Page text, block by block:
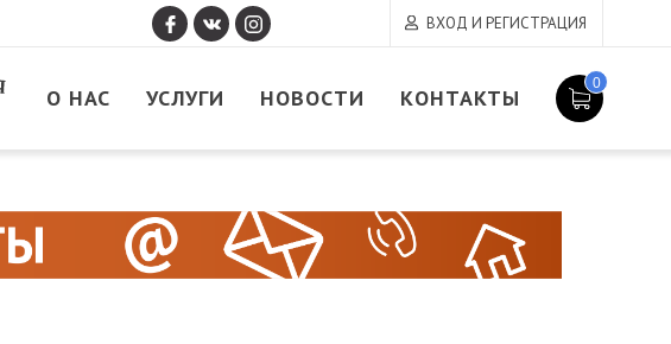
ВХОД И РЕГИСТРАЦИЯ
О НАС УСЛУГИ НОВОСТИ КОНТАКТЫ
0